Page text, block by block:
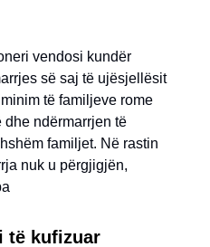
vendosi kundër
së saj të ujësjellësit
të familjeve rome
ndërmarrjen të
familjet. Në rastin
nuk u përgjigjën,
të kufizuar